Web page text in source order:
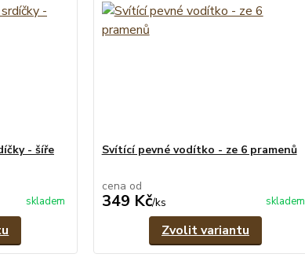
- šíře
skladem
Svítící pevné vodítko - ze 6 pramenů
cena od
349 Kč/ks skladem
Zvolit variantu